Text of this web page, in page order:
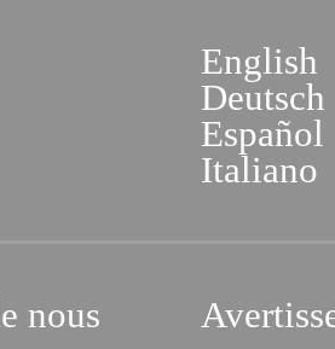
English
Deutsch
Español
Italiano
nous